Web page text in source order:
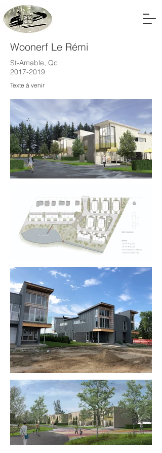
Woonerf Le Rémi
St-Amable, Qc
2017-2019
Texte à venir